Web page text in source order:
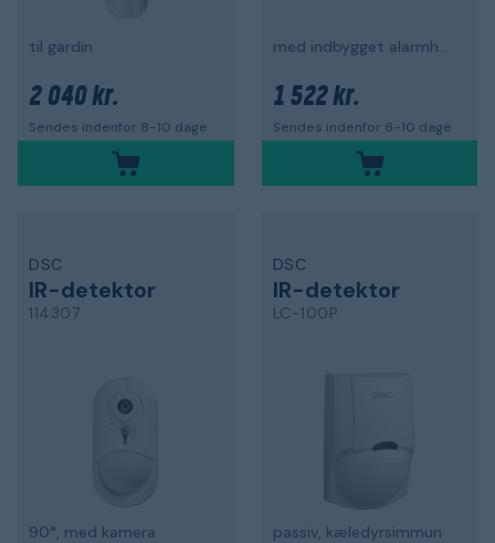
til gardin
2 040 kr.
Sendes indenfor 8-10 dage
med indbygget alarmhukommelse
1 522 kr.
Sendes indenfor 8-10 dage
DSC
IR-detektor
114307
90°, med kamera
DSC
IR-detektor
LC-100P
passiv, kæledyrsimmun